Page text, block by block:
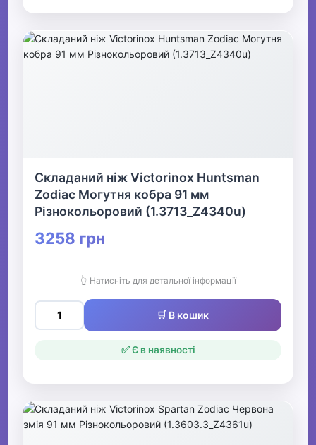
Складаний ніж Victorinox Huntsman
Zodiac Могутня кобра 91 мм
Різнокольоровий (1.3713_Z4340u)
3258 грн
👆 Натисніть для детальної інформації
🛒 В кошик
✅ Є в наявності